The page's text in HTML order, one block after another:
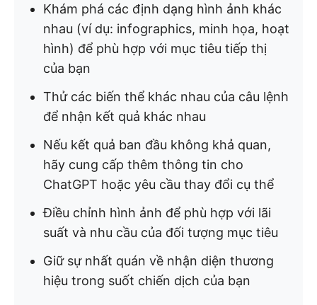
Khám phá các định dạng hình ảnh khác
nhau (ví dụ: infographics, minh họa, hoạt
hình) để phù hợp với mục tiêu tiếp thị
của bạn
Thử các biến thể khác nhau của câu lệnh
để nhận kết quả khác nhau
Nếu kết quả ban đầu không khả quan,
hãy cung cấp thêm thông tin cho
ChatGPT hoặc yêu cầu thay đổi cụ thể
Điều chỉnh hình ảnh để phù hợp với lãi
suất và nhu cầu của đối tượng mục tiêu
Giữ sự nhất quán về nhận diện thương
hiệu trong suốt chiến dịch của bạn